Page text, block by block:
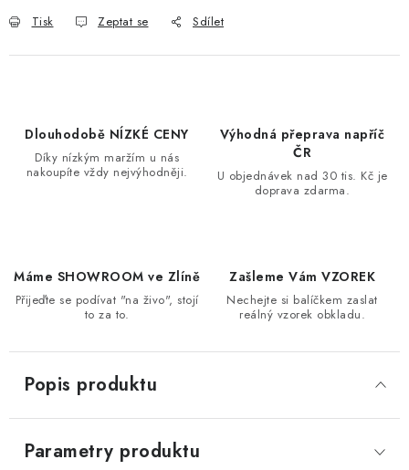
Tisk Zeptat se Sdílet
Dlouhodobě NÍZKÉ CENY
Díky nízkým maržím u nás
nakoupíte vždy nejvýhodněji.
Výhodná přeprava napříč
ČR
U objednávek nad 30 tis. Kč je
doprava zdarma.
Máme SHOWROOM ve Zlíně
Přijeďte se podívat "na živo", stojí
to za to.
Zašleme Vám VZOREK
Nechejte si balíčkem zaslat
reálný vzorek obkladu.
Popis produktu
Parametry produktu